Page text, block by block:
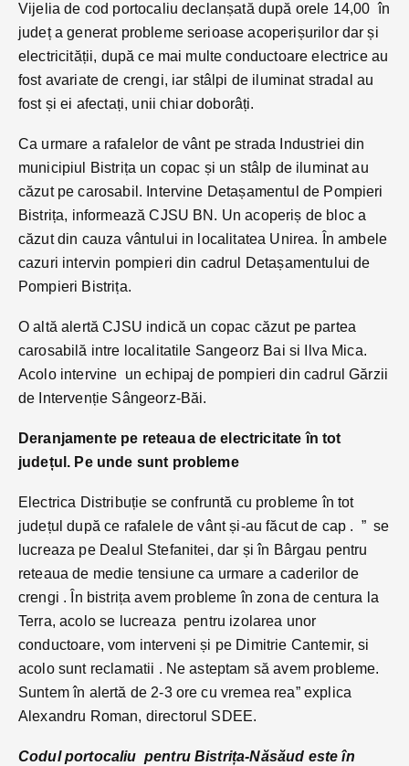
Vijelia de cod portocaliu declanșată după orele 14,00 în
județ a generat probleme serioase acoperișurilor dar și
electricității, după ce mai multe conductoare electrice au
fost avariate de crengi, iar stâlpi de iluminat stradal au
fost și ei afectați, unii chiar doborâți.
Ca urmare a rafalelor de vânt pe strada Industriei din
municipiul Bistrița un copac și un stâlp de iluminat au
căzut pe carosabil. Intervine Detașamentul de Pompieri
Bistrița, informează CJSU BN. Un acoperiș de bloc a
căzut din cauza vântului in localitatea Unirea. În ambele
cazuri intervin pompieri din cadrul Detașamentului de
Pompieri Bistrița.
O altă alertă CJSU indică un copac căzut pe partea
carosabilă intre localitatile Sangeorz Bai si Ilva Mica.
Acolo intervine un echipaj de pompieri din cadrul Gărzii
de Intervenție Sângeorz-Băi.
Deranjamente pe reteaua de electricitate în tot
județul. Pe unde sunt probleme
Electrica Distribuție se confruntă cu probleme în tot
județul după ce rafalele de vânt și-au făcut de cap . ” se
lucreaza pe Dealul Stefanitei, dar și în Bârgau pentru
reteaua de medie tensiune ca urmare a caderilor de
crengi . În bistrița avem probleme în zona de centura la
Terra, acolo se lucreaza pentru izolarea unor
conductoare, vom interveni și pe Dimitrie Cantemir, si
acolo sunt reclamatii . Ne asteptam să avem probleme.
Suntem în alertă de 2-3 ore cu vremea rea” explica
Alexandru Roman, directorul SDEE.
Codul portocaliu pentru Bistrița-Năsăud este în